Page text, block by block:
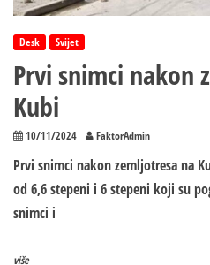
Desk Svijet
Prvi snimci nakon
Kubi
10/11/2024 FaktorAdmin
Prvi snimci nakon zemljotresa na
od 6,6 stepeni i 6 stepeni koji su
snimci i
više